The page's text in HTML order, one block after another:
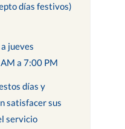
días festivos)
jueves
a 7:00 PM
días y
satisfacer sus
servicio